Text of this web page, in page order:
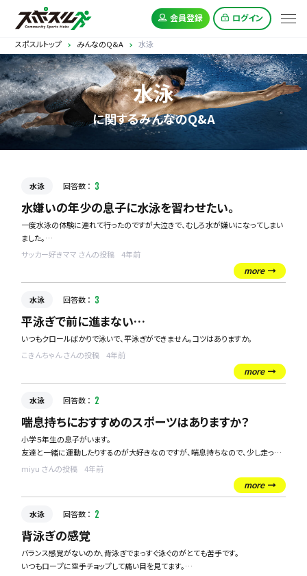
会員登録 ログイン
スポスルトップ みんなのQ&A 水泳
水泳
に関するみんなのQ&A
水泳 回答数 ： 3
水嫌いの年少の息子に水泳を習わせたい。
一度水泳の体験に連れて行ったのですが大泣きで、むしろ水が嫌いになってしまい
ました。
お風呂のシャワーをジャージャーかけても平気なのですが、一緒に浸からないと1
毎週泣かせてまで強引に習わせたらそのうち慣れるものなのか、、、
年中、年長まで待ってから習わせる方が良いのか迷います。
皆さんどうされてますか？
サッカー好きママ さんの投稿
4年前
more
水泳 回答数 ： 3
平泳ぎで前に進まない…
いつもクロールばかりで泳いで、平泳ぎができません。コツはありますか。
こきんちゃん さんの投稿
4年前
more
水泳 回答数 ： 2
喘息持ちにおすすめのスポーツはありますか？
小学５年生の息子がいます。
友達と一緒に運動したりするのが大好きなのですが、喘息持ちなので、少し走った
りするとすぐに行息切れしてしまい、とても苦しそうです、、
喘息には水泳がいいとよく聞きますが、本人は水泳はあまり乗り気でなないみたい
喘息持ちでもできるスポーツなどはありますか？
よろしくお願い致します。
miyu さんの投稿
4年前
more
水泳 回答数 ： 2
背泳ぎの感覚
バランス感覚がないのか、背泳ぎでまっすぐ泳ぐのがとても苦手です。
いつもロープに空手チョップして痛い目を見てます。